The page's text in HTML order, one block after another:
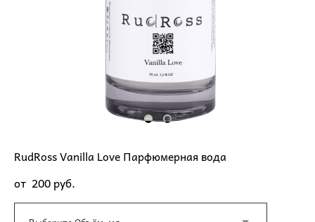
RudRoss Vanilla Love Парфюмерная вода
от 200 pуб.